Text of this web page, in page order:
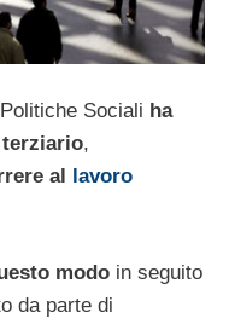
Sociali ha
,
al lavoro
modo in seguito
da parte di